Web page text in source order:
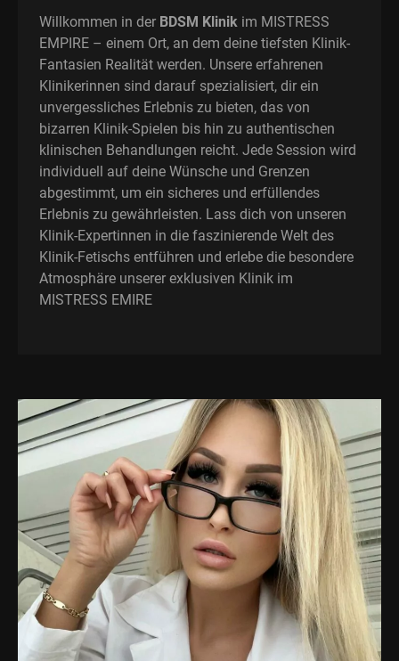
Willkommen in der BDSM Klinik im MISTRESS
EMPIRE – einem Ort, an dem deine tiefsten Klinik-
Fantasien Realität werden. Unsere erfahrenen
Klinikerinnen sind darauf spezialisiert, dir ein
unvergessliches Erlebnis zu bieten, das von
bizarren Klinik-Spielen bis hin zu authentischen
klinischen Behandlungen reicht. Jede Session wird
individuell auf deine Wünsche und Grenzen
abgestimmt, um ein sicheres und erfüllendes
Erlebnis zu gewährleisten. Lass dich von unseren
Klinik-Expertinnen in die faszinierende Welt des
Klinik-Fetischs entführen und erlebe die besondere
Atmosphäre unserer exklusiven Klinik im
MISTRESS EMIRE